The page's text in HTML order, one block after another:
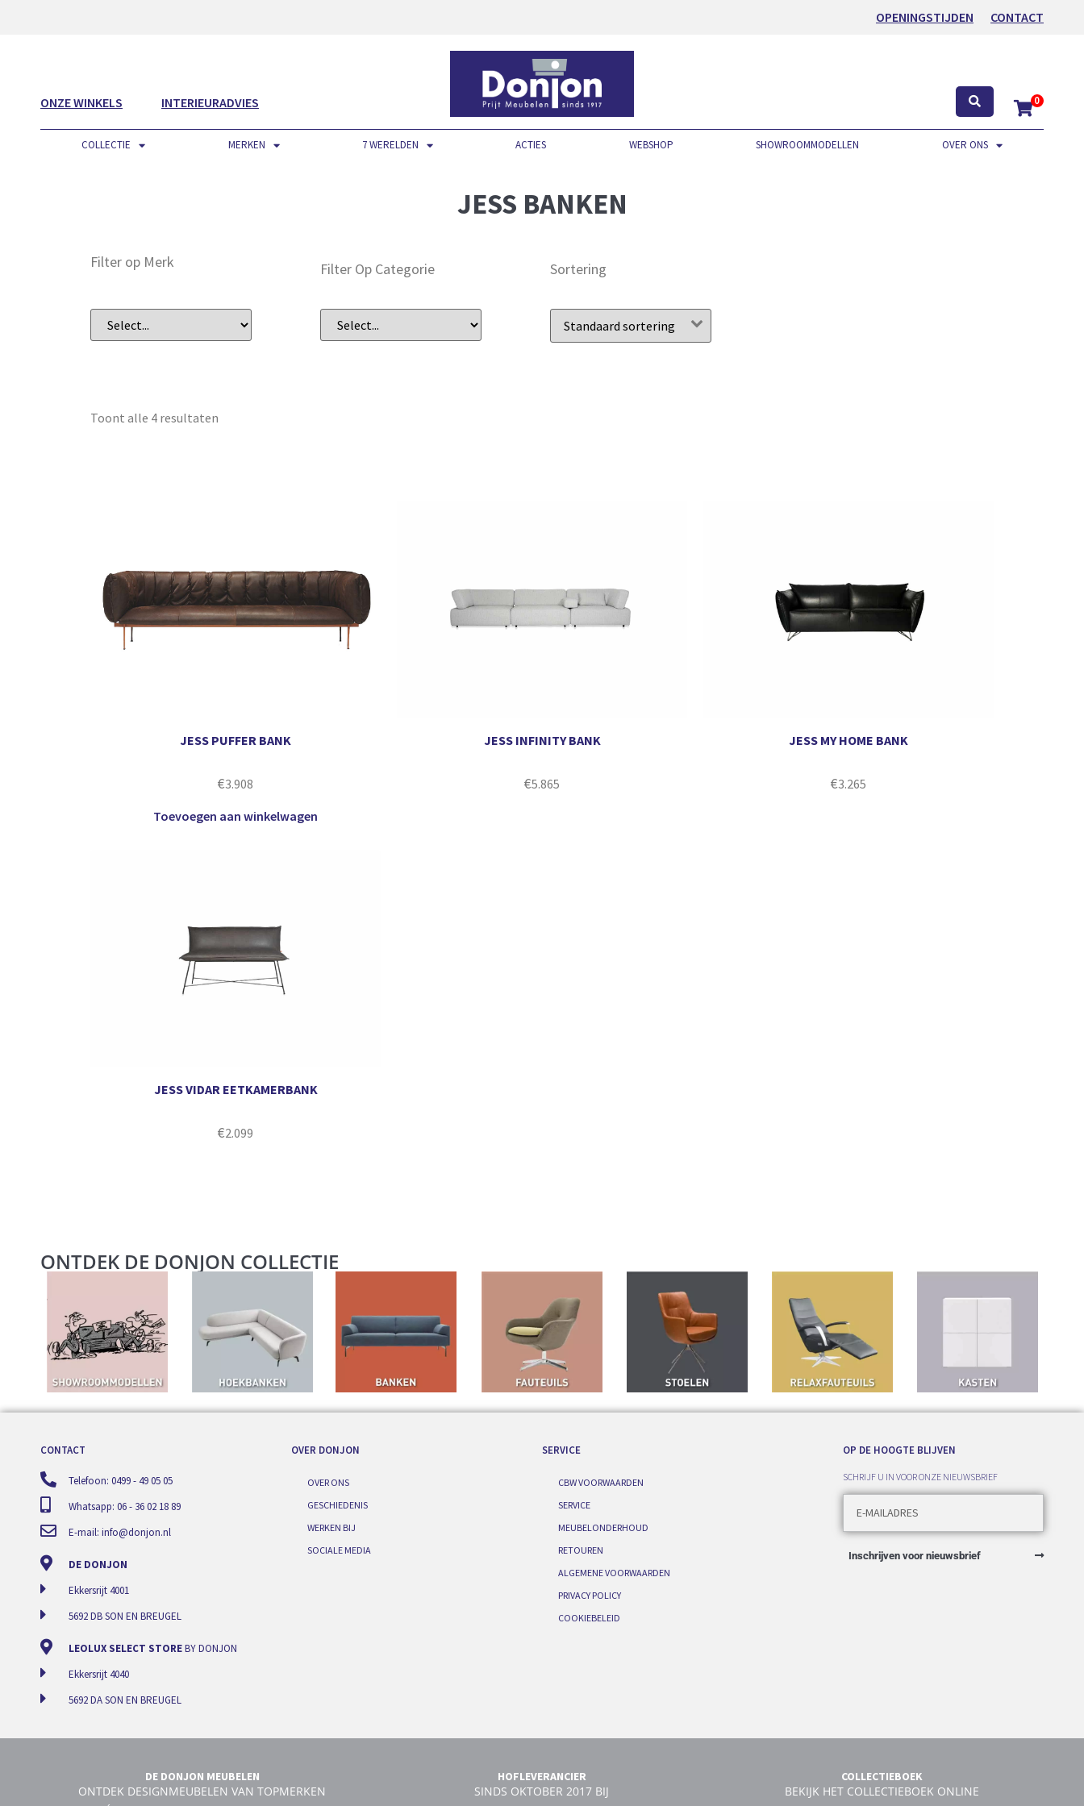
OPENINGSTIJDEN CONTACT
ONZE WINKELS INTERIEURADVIES 0
COLLECTIE MERKEN 7 WERELDEN ACTIES WEBSHOP SHOWROOMMODELLEN OVER ONS
JESS BANKEN
Filter op Merk Filter Op Categorie Sortering
Toont alle 4 resultaten
JESS PUFFER BANK
€3.908
Toevoegen aan winkelwagen
JESS INFINITY BANK
€5.865
JESS MY HOME BANK
€3.265
JESS VIDAR EETKAMERBANK
€2.099
ONTDEK DE DONJON COLLECTIE
CONTACT
Telefoon: 0499 - 49 05 05
Whatsapp: 06 - 36 02 18 89
E-mail: info@donjon.nl
DE DONJON
Ekkersrijt 4001
5692 DB SON EN BREUGEL
LEOLUX SELECT STOREBY DONJON
Ekkersrijt 4040
5692 DA SON EN BREUGEL
OVER DONJON
OVER ONS
GESCHIEDENIS
WERKEN BIJ
SOCIALE MEDIA
SERVICE
CBW VOORWAARDEN
SERVICE
MEUBELONDERHOUD
RETOUREN
ALGEMENE VOORWAARDEN
PRIVACY POLICY
COOKIEBELEID
OP DE HOOGTE BLIJVEN
SCHRIJF U IN VOOR ONZE NIEUWSBRIEF
Inschrijven voor nieuwsbrief
DE DONJON MEUBELEN
ONTDEK DESIGNMEUBELEN VAN TOPMERKEN
HOFLEVERANCIER
SINDS OKTOBER 2017 BIJ
COLLECTIEBOEK
BEKIJK HET COLLECTIEBOEK ONLINE